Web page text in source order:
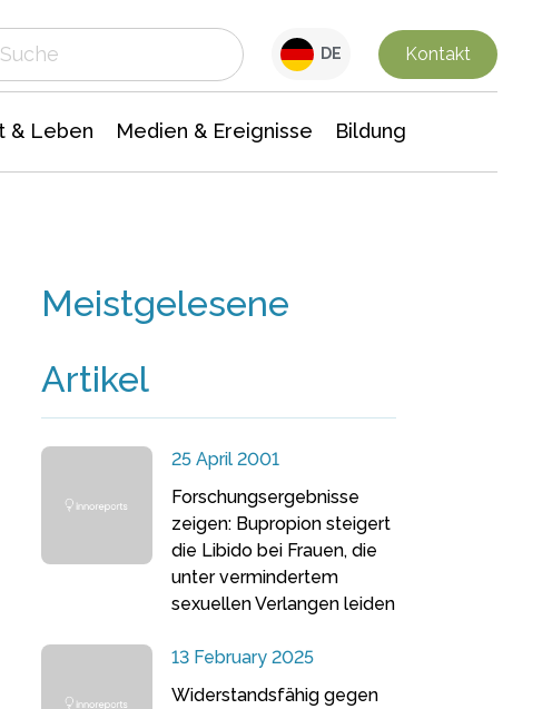
DE Kontakt
& Leben Medien & Ereignisse Bildung
Meistgelesene
Artikel
25 April 2001
Forschungsergebnisse
zeigen: Bupropion steigert
die Libido bei Frauen, die
unter vermindertem
sexuellen Verlangen leiden
13 February 2025
Widerstandsfähig gegen